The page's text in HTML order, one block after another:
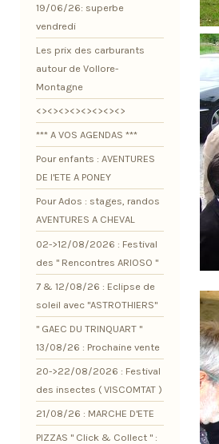
19/06/26: superbe
vendredi
Les prix des carburants
autour de Vollore-
Montagne
<><><><><><><><>
*** A VOS AGENDAS ***
Pour enfants : AVENTURES
DE l'ETE A PONEY
Pour Ados : stages, randos
AVENTURES A CHEVAL
02->12/08/2026 : Festival
des " Rencontres ARIOSO "
7 & 12/08/26 : Eclipse de
soleil avec "ASTROTHIERS"
" GAEC DU TRINQUART "
13/08/26 : Prochaine vente
20->22/08/2026 : Festival
des insectes ( VISCOMTAT )
21/08/26 : MARCHE D'ETE
PIZZAS " Click & Collect " :